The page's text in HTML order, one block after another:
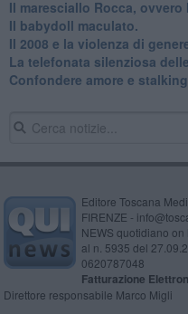
Il maresciallo Rocca, ovvero
​Il babydoll maculato.
​Il 2008 e la violenza di
La telefonata silenziosa
​Confondere amore e stalking
Editore Toscana
FIRENZE -
NEWS quotidiano
al n. 5935 del
0620787048
Fatturazione
Direttore responsabile Marco Migli